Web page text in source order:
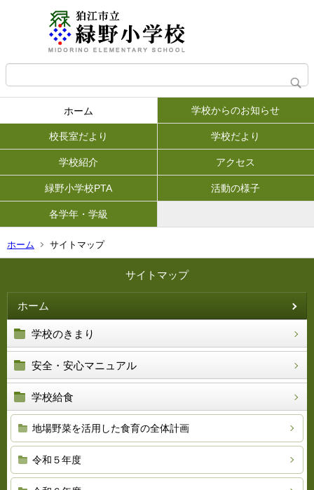
ホーム 学校からのお知らせ
校長室だより 学校だより
学校紹介 アクセス
緑野小学校PTA 活動の様子
各学年・学級
ホーム サイトマップ
サイトマップ
ホーム
学校のきまり
安全・安心マニュアル
学校給食
地場野菜を活用した食育の全体計画
令和５年度